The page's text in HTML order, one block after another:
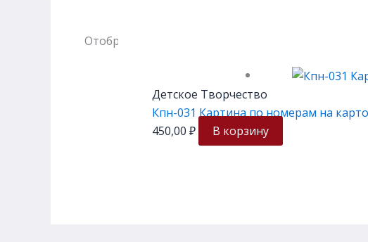
Отображение единственного товара
Детское Творчество
Кпн-031 Картина по номерам на
450,00 ₽ В корзину